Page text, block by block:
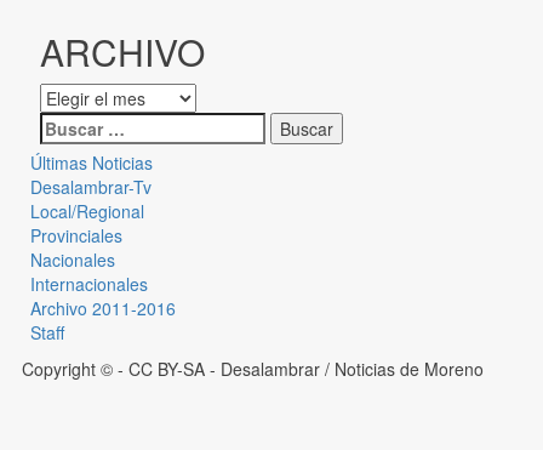
ARCHIVO
Últimas Noticias
Desalambrar-Tv
Local/Regional
Provinciales
Nacionales
Internacionales
Archivo 2011-2016
Staff
Copyright © - CC BY-SA - Desalambrar / Noticias de Moreno